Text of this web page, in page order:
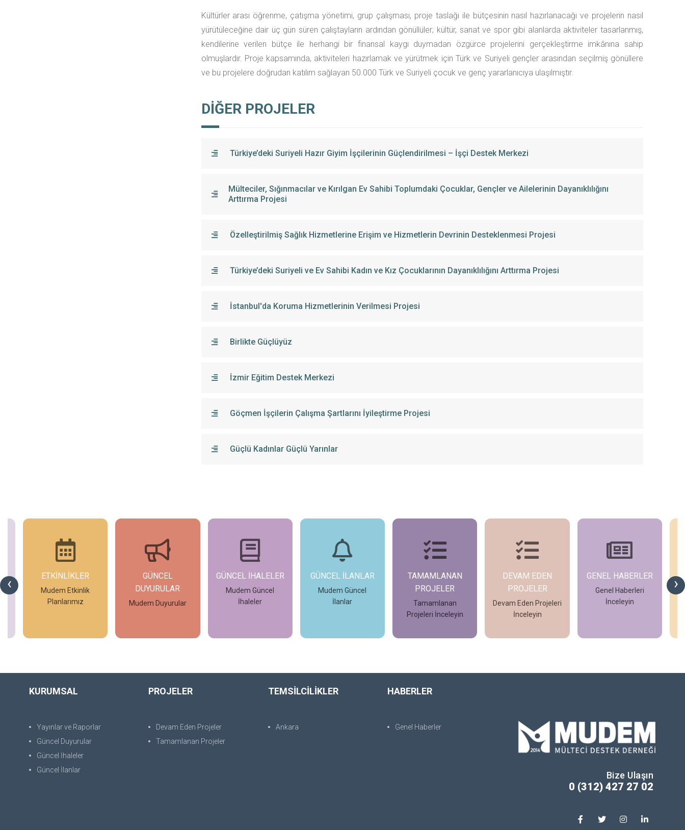
Kültürler arası öğrenme, çatışma yönetimi, grup çalışması, proje taslağı ile bütçesinin nasıl hazırlanacağı ve projelerin nasıl
yürütüleceğine dair üç gün süren çalıştayların ardından gönüllüler; kültür, sanat ve spor gibi alanlarda aktiviteler tasarlanmış,
kendilerine verilen bütçe ile herhangi bir finansal kaygı duymadan özgürce projelerini gerçekleştirme imkânına sahip
olmuşlardır. Proje kapsamında, aktiviteleri hazırlamak ve yürütmek için Türk ve Suriyeli gençler arasından seçilmiş gönüllere
ve bu projelere doğrudan katılım sağlayan 50.000 Türk ve Suriyeli çocuk ve genç yararlanıcıya ulaşılmıştır.
DİĞER PROJELER
Türkiye’deki Suriyeli Hazır Giyim İşçilerinin Güçlendirilmesi – İşçi Destek Merkezi
Mülteciler, Sığınmacılar ve Kırılgan Ev Sahibi Toplumdaki Çocuklar, Gençler ve Ailelerinin Dayanıklılığını
Arttırma Projesi
Özelleştirilmiş Sağlık Hizmetlerine Erişim ve Hizmetlerin Devrinin Desteklenmesi Projesi
Türkiye’deki Suriyeli ve Ev Sahibi Kadın ve Kız Çocuklarının Dayanıklılığını Arttırma Projesi
İstanbul'da Koruma Hizmetlerinin Verilmesi Projesi
Birlikte Güçlüyüz
İzmir Eğitim Destek Merkezi
Göçmen İşçilerin Çalışma Şartlarını İyileştirme Projesi
Güçlü Kadınlar Güçlü Yarınlar
‹ ›
GÜNCEL
DUYURULAR
Mudem Duyurular
GÜNCEL İHALELER
Mudem Güncel
İhaleler
GÜNCEL İLANLAR
Mudem Güncel
İlanlar
TAMAMLANAN
PROJELER
Tamamlanan
DEVAM EDEN
PROJELER
Devam Eden Projeleri
İnceleyin
GENEL HABERLER
Genel Haberleri
İnceleyin
İncele
ETKİNLİKLER
Mudem Etkinlik
Planlarımız
KURUMSAL
Yayınlar ve Raporlar
Güncel Duyurular
Güncel İhaleler
Güncel İlanlar
PROJELER
Devam Eden Projeler
Tamamlanan Projeler
TEMSİLCİLİKLER
Ankara
HABERLER
Genel Haberler
Bize Ulaşın
0 (312) 427 27 02